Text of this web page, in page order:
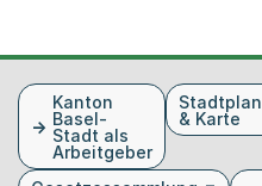
FusszeileKanton
Basel-
Stadt als
Arbeitgeber
Stadtplan
& Karte